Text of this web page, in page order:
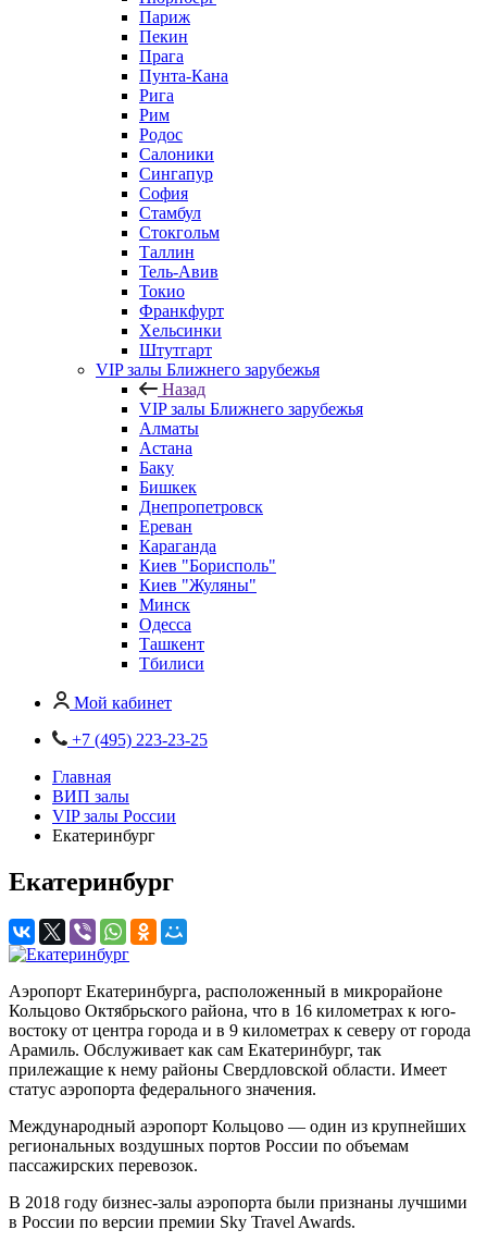
Париж
Пекин
Прага
Пунта-Кана
Рига
Рим
Родос
Салоники
Сингапур
София
Стамбул
Стокгольм
Таллин
Тель-Авив
Токио
Франкфурт
Хельсинки
Штутгарт
VIP залы Ближнего зарубежья
Назад
VIP залы Ближнего зарубежья
Алматы
Астана
Баку
Бишкек
Днепропетровск
Ереван
Караганда
Киев "Борисполь"
Киев "Жуляны"
Минск
Одесса
Ташкент
Тбилиси
Мой кабинет
+7 (495) 223-23-25
Главная
ВИП залы
VIP залы России
Екатеринбург
Екатеринбург
Аэропорт Екатеринбурга, расположенный в микрорайоне
Кольцово Октябрьского района, что в 16 километрах к юго-
востоку от центра города и в 9 километрах к северу от города
Арамиль. Обслуживает как сам Екатеринбург, так
прилежащие к нему районы Свердловской области. Имеет
статус аэропорта федерального значения.
Международный аэропорт Кольцово — один из крупнейших
региональных воздушных портов России по объемам
пассажирских перевозок.
В 2018 году бизнес-залы аэропорта были признаны лучшими
в России по версии премии Sky Travel Awards.